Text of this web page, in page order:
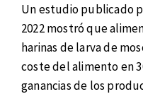
Un estudio publicado
2022 mostró que
harinas de larva de
coste del alimento en
ganancias de los